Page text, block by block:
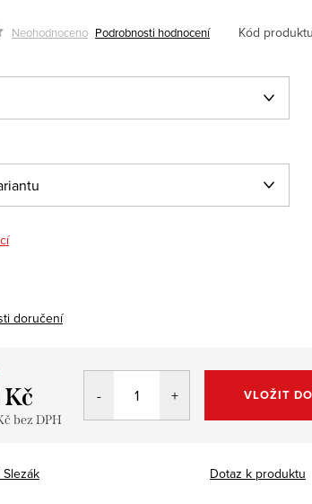
Neohodnoceno Podrobnosti hodnocení Kód
doručení
Kč
bez DPH
VLOŽIT
Slezák Dotaz k produktu